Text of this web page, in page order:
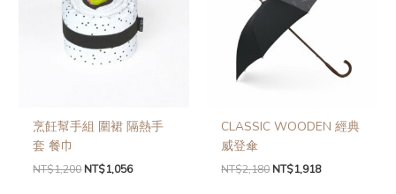
烹飪幫手組 圍裙 隔熱手
套 餐巾
NT$1,200 NT$1,056
CLASSIC WOODEN 經典
威登傘
NT$2,180 NT$1,918